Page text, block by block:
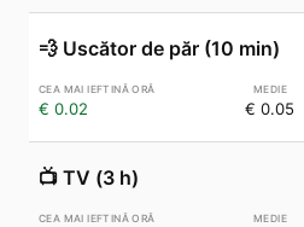
💨 Uscător de păr (10 min)
€ 0.02 € 0.05
📺 TV (3 h)